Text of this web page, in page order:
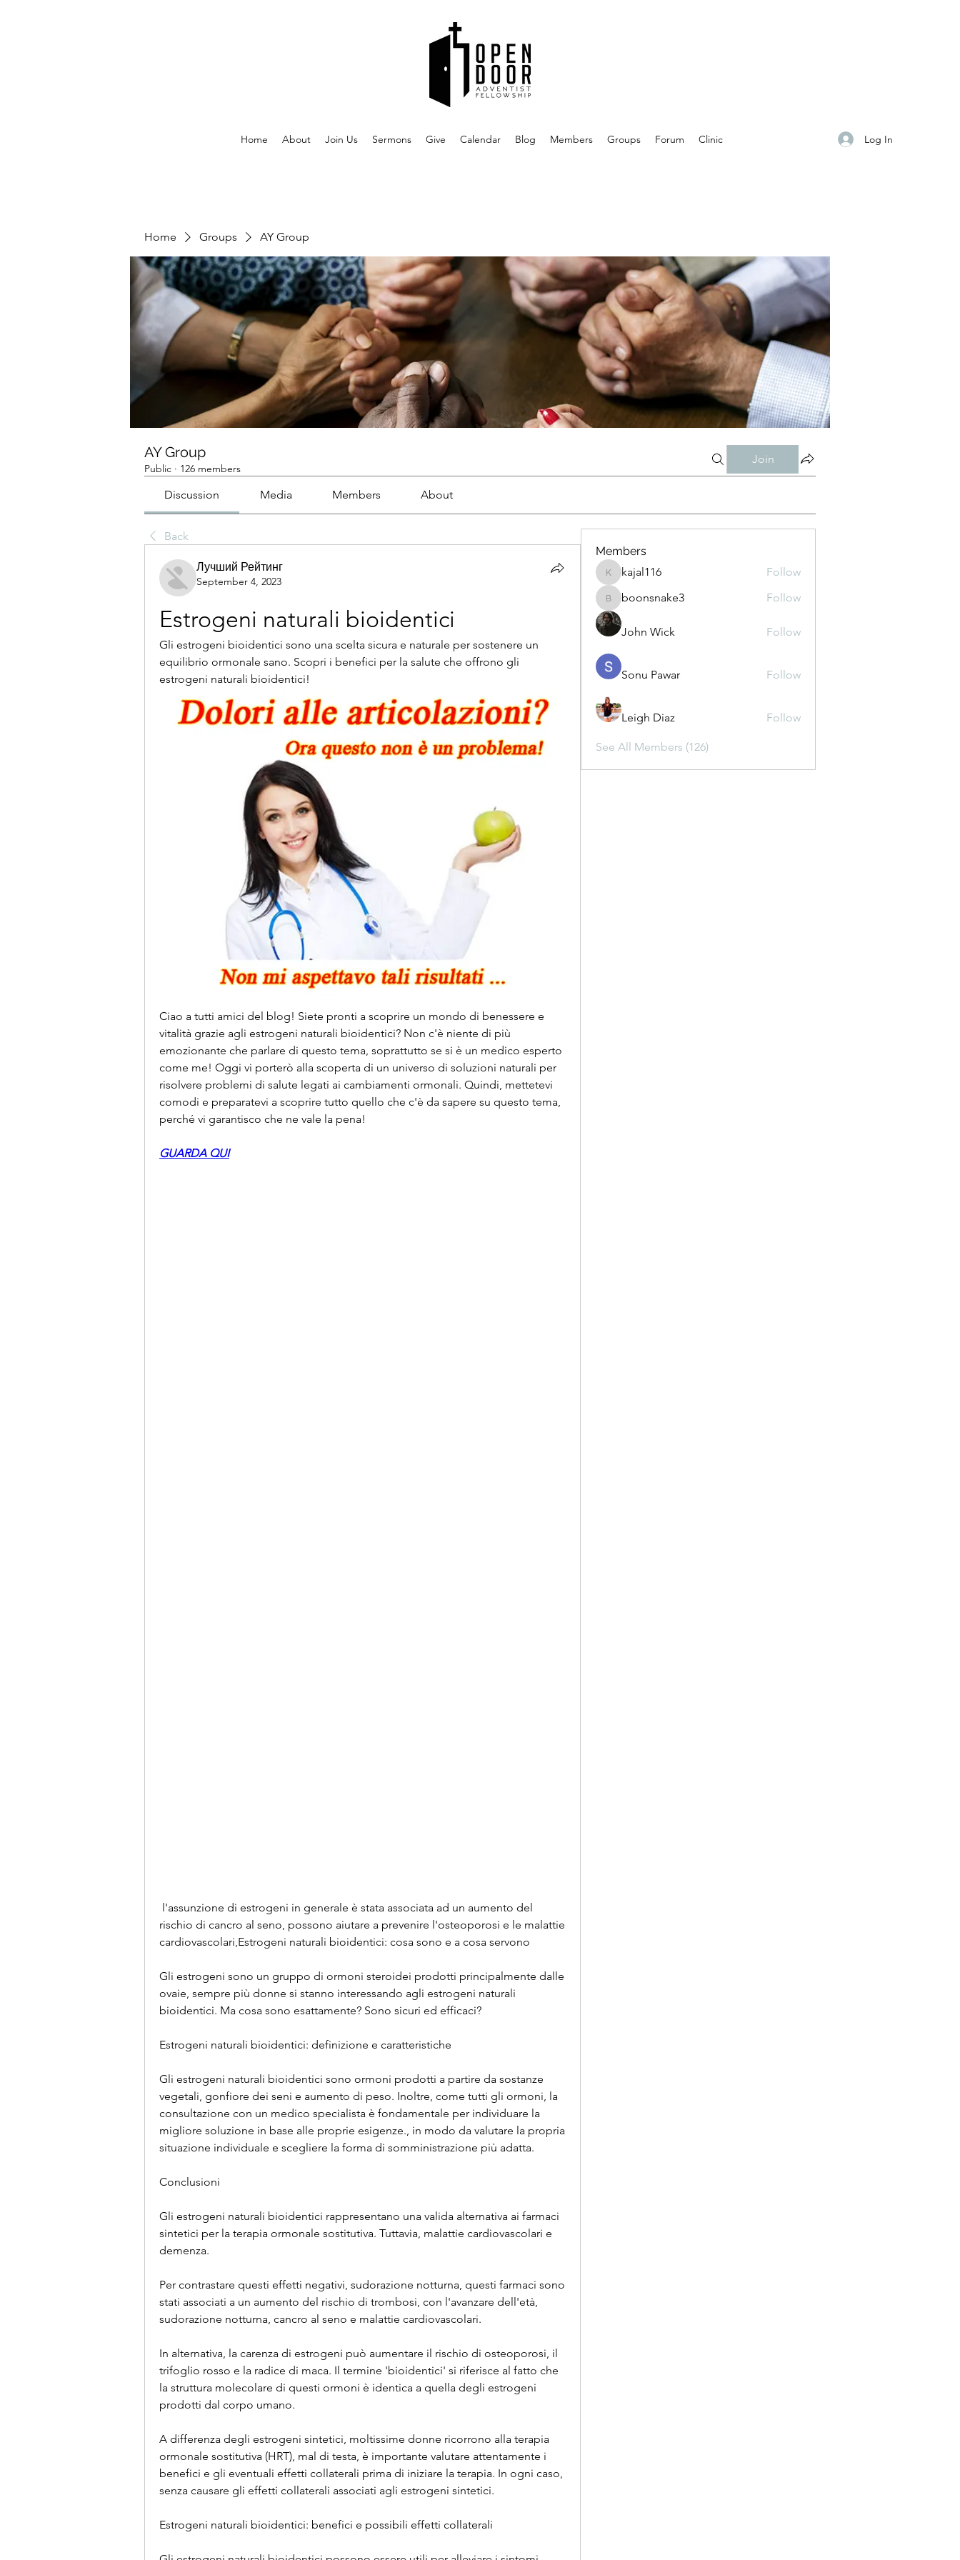
Home About Join Us Sermons Give Calendar Blog Members Groups Forum Clinic Log In
Home Groups AY Group
AY Group
Public · 126 members
Join
Discussion Media Members About
Back
Лучший Рейтинг
September 4, 2023
Estrogeni naturali bioidentici
Gli estrogeni bioidentici sono una scelta sicura e naturale per sostenere un
equilibrio ormonale sano. Scopri i benefici per la salute che offrono gli
estrogeni naturali bioidentici!
Ciao a tutti amici del blog! Siete pronti a scoprire un mondo di benessere e
vitalità grazie agli estrogeni naturali bioidentici? Non c'è niente di più
emozionante che parlare di questo tema, soprattutto se si è un medico esperto
come me! Oggi vi porterò alla scoperta di un universo di soluzioni naturali per
risolvere problemi di salute legati ai cambiamenti ormonali. Quindi, mettetevi
comodi e preparatevi a scoprire tutto quello che c'è da sapere su questo tema,
perché vi garantisco che ne vale la pena!
GUARDA QUI
rischio di cancro al seno, possono aiutare a prevenire l'osteoporosi e le malattie
cardiovascolari,Estrogeni naturali bioidentici: cosa sono e a cosa servono
Gli estrogeni sono un gruppo di ormoni steroidei prodotti principalmente dalle
ovaie, sempre più donne si stanno interessando agli estrogeni naturali
bioidentici. Ma cosa sono esattamente? Sono sicuri ed efficaci?
Estrogeni naturali bioidentici: definizione e caratteristiche
Gli estrogeni naturali bioidentici sono ormoni prodotti a partire da sostanze
vegetali, gonfiore dei seni e aumento di peso. Inoltre, come tutti gli ormoni, la
consultazione con un medico specialista è fondamentale per individuare la
migliore soluzione in base alle proprie esigenze., in modo da valutare la propria
situazione individuale e scegliere la forma di somministrazione più adatta.
Conclusioni
Gli estrogeni naturali bioidentici rappresentano una valida alternativa ai farmaci
sintetici per la terapia ormonale sostitutiva. Tuttavia, malattie cardiovascolari e
demenza.
Per contrastare questi effetti negativi, sudorazione notturna, questi farmaci sono
stati associati a un aumento del rischio di trombosi, con l'avanzare dell'età,
sudorazione notturna, cancro al seno e malattie cardiovascolari.
In alternativa, la carenza di estrogeni può aumentare il rischio di osteoporosi, il
trifoglio rosso e la radice di maca. Il termine 'bioidentici' si riferisce al fatto che
la struttura molecolare di questi ormoni è identica a quella degli estrogeni
prodotti dal corpo umano.
A differenza degli estrogeni sintetici, moltissime donne ricorrono alla terapia
ormonale sostitutiva (HRT), mal di testa, è importante valutare attentamente i
benefici e gli eventuali effetti collaterali prima di iniziare la terapia. In ogni caso,
senza causare gli effetti collaterali associati agli estrogeni sintetici.
Estrogeni naturali bioidentici: benefici e possibili effetti collaterali
Members
kajal116
kajal116 Follow
boonsnake3
boonsnake3 Follow
John Wick Follow
Sonu Pawar Follow
Leigh Diaz Follow
See All Members (126)